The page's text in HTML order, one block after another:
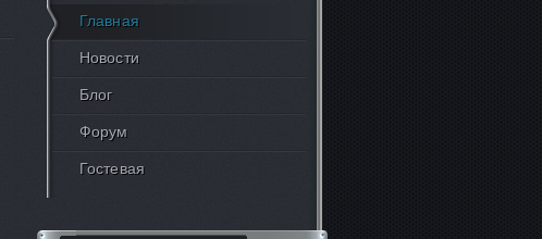
Главная
Новости
Блог
Форум
Гостевая